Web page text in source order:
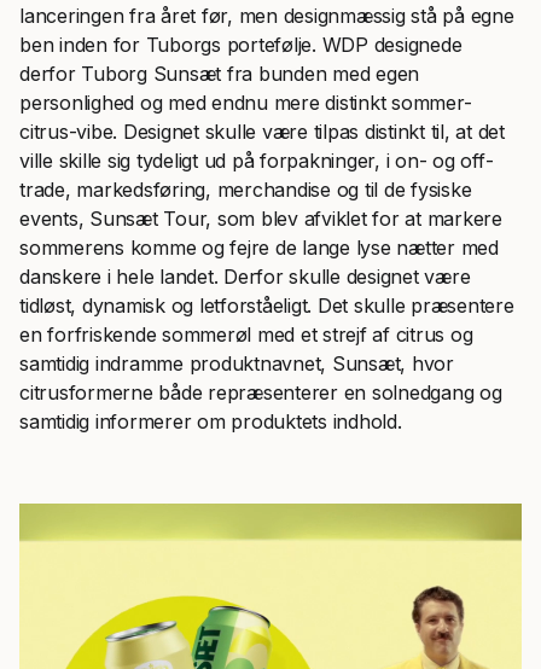
lanceringen fra året før, men designmæssig stå på egne
ben inden for Tuborgs portefølje. WDP designede
derfor Tuborg Sunsæt fra bunden med egen
personlighed og med endnu mere distinkt sommer-
citrus-vibe. Designet skulle være tilpas distinkt til, at det
ville skille sig tydeligt ud på forpakninger, i on- og off-
trade, markedsføring, merchandise og til de fysiske
events, Sunsæt Tour, som blev afviklet for at markere
sommerens komme og fejre de lange lyse nætter med
danskere i hele landet. Derfor skulle designet være
tidløst, dynamisk og letforståeligt. Det skulle præsentere
en forfriskende sommerøl med et strejf af citrus og
samtidig indramme produktnavnet, Sunsæt, hvor
citrusformerne både repræsenterer en solnedgang og
samtidig informerer om produktets indhold.